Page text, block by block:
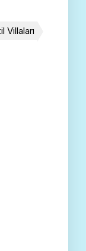
Villaları